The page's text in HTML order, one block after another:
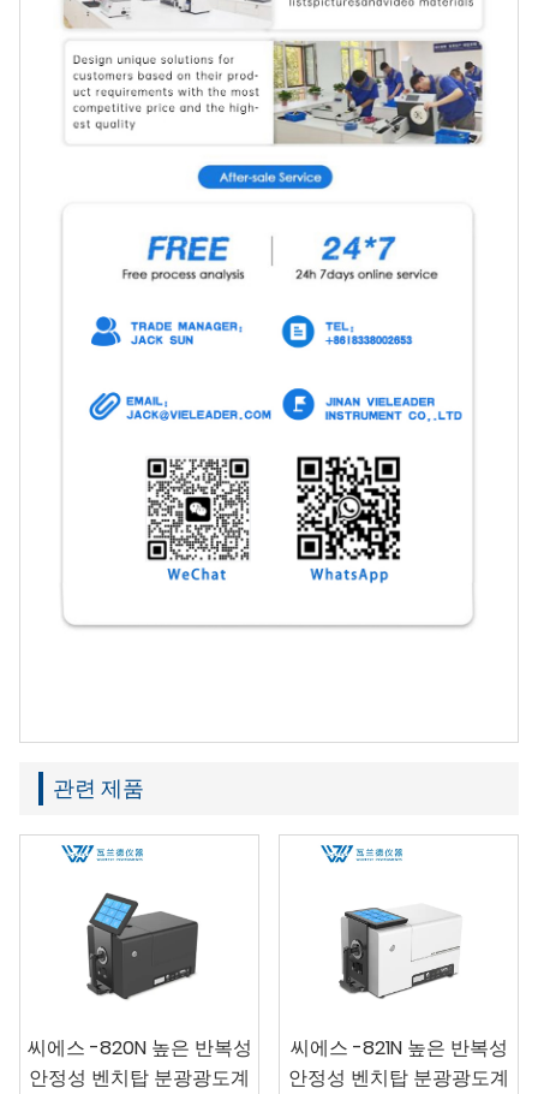
관련 제품
씨에스 -820N 높은 반복성
안정성 벤치탑 분광광도계
씨에스 -821N 높은 반복성
안정성 벤치탑 분광광도계